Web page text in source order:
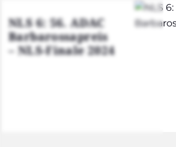
NLS 6: 56. ADAC
Bar­ba­ros­sa­preis
– NLS-Fina­le 2024